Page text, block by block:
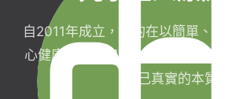
自2011年成立，目的在以簡單、
心健康，協助完成生命目標與實
自己真實的本質。